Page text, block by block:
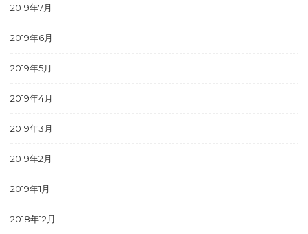
2019年7月
2019年6月
2019年5月
2019年4月
2019年3月
2019年2月
2019年1月
2018年12月